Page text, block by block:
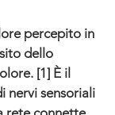
percepito in
dello
[1] È il
nervi sensoriali